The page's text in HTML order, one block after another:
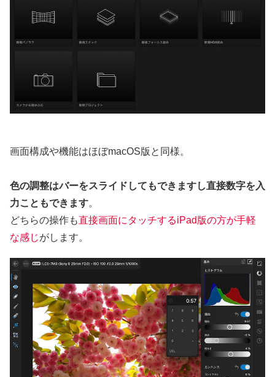
画面構成や機能はほぼmacOS版と同様。
色の調整はバーをスライドしてもできますし直接数字を入
力こともできます。
どちらの操作も直接画面にタッチするiPad版の方が手軽
な感じがします。